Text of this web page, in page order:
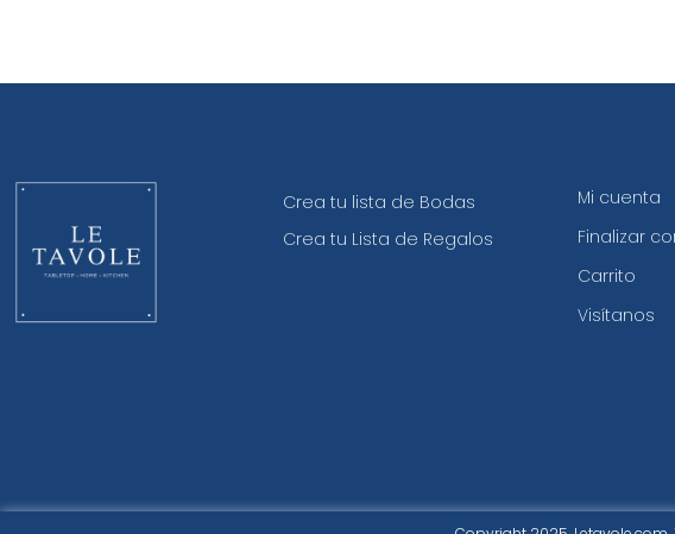
Crea tu lista de Bodas
Crea tu Lista de Regalos
Mi cuenta
Finalizar
Carrito
Visítanos